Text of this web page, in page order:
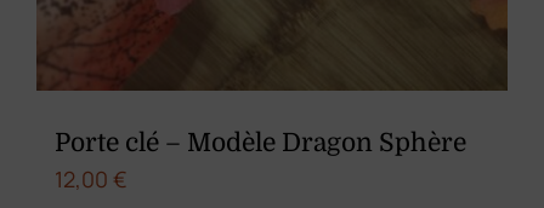
Porte clé – Modèle Dragon Sphère
12,00 €